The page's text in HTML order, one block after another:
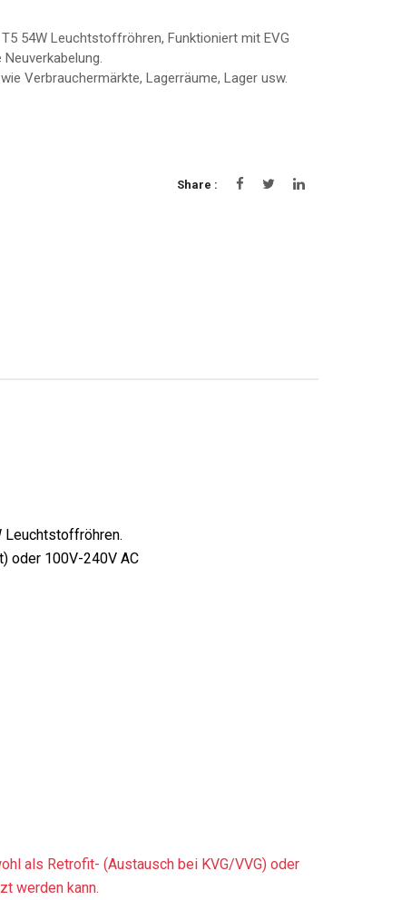
54W Leuchtstoffröhren, Funktioniert mit EVG
Verbrauchermärkte, Lagerräume, Lager usw.
Share :
Leuchtstoffröhren.
oder 100V-240V AC
als Retrofit- (Austausch bei KVG/VVG) oder
werden kann.